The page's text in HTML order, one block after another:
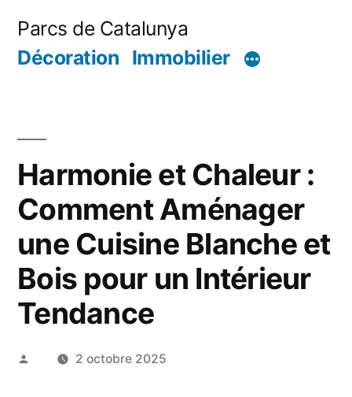
Parcs de Catalunya
Décoration Immobilier
Harmonie et Chaleur :
Comment Aménager
une Cuisine Blanche et
Bois pour un Intérieur
Tendance
Publié 2 octobre 2025